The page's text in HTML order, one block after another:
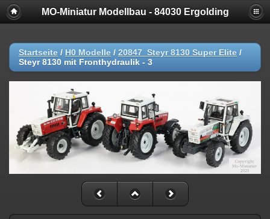
MO-Miniatur Modellbau - 84030 Ergolding
Startseite / H0 Modelle / 20847_Steyr 8130 Super Elite /
Steyr 8130 mit Fronthydraulik - 3